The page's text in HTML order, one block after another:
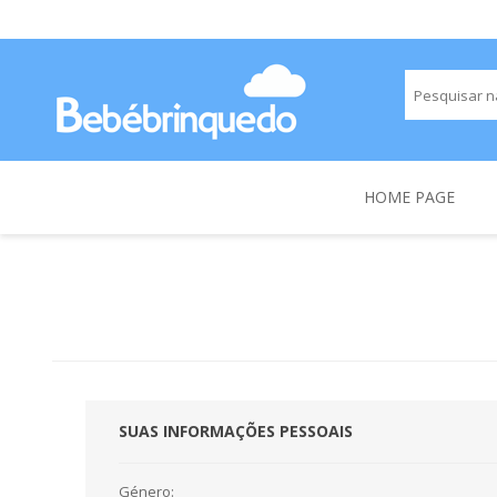
HOME PAGE
SUAS INFORMAÇÕES PESSOAIS
Género: